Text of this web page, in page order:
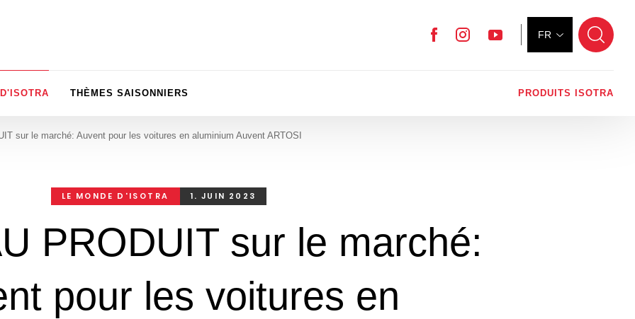
FR
YouTube
Instagram
Facebook
THÈMES SAISONNIERS PRODUITS ISOTRA
sur le marché: Auvent pour les voitures en aluminium Auvent ARTOSI
LE MONDE D'ISOTRA 1. JUIN 2023
PRODUIT sur le marché:
pour les voitures en